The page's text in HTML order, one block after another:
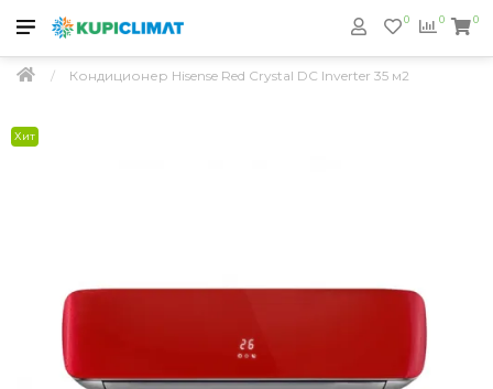
0
0 0
Кондиционер Hisense Red Crystal DC Inverter 35 м2
Хит